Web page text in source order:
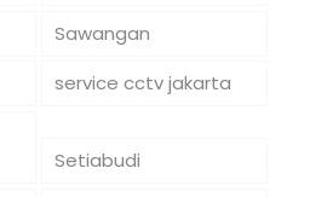
Sawangan
service cctv jakarta
Setiabudi